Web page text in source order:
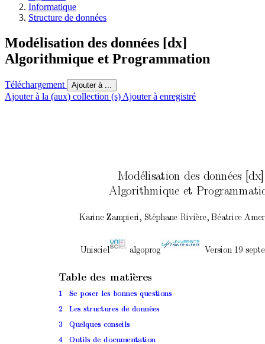
Informatique
Structure de données
Modélisation des données [dx]
Algorithmique et Programmation
Téléchargement Ajouter à ...
Ajouter à la (aux) collection (s) Ajouter à enregistré
Mod´
elisation des donn´
ees [dx]
Algorithmique et
Karine Zampieri, St´
ephane Rivi`
ere, B´
eatrice
Unisciel algoprog Version 19
Table des mati`
eres
1 Se poser les bonnes questions
2 Les structures de donn´
ees
3 Quelques conseils
4 Outils de documentation